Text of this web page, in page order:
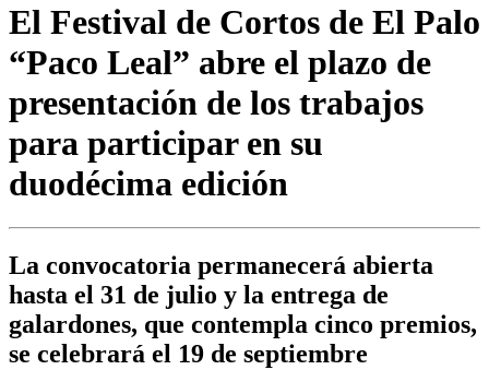
El Festival de Cortos de El Palo
“Paco Leal” abre el plazo de
presentación de los trabajos
para participar en su
duodécima edición
La convocatoria permanecerá abierta
hasta el 31 de julio y la entrega de
galardones, que contempla cinco premios,
se celebrará el 19 de septiembre